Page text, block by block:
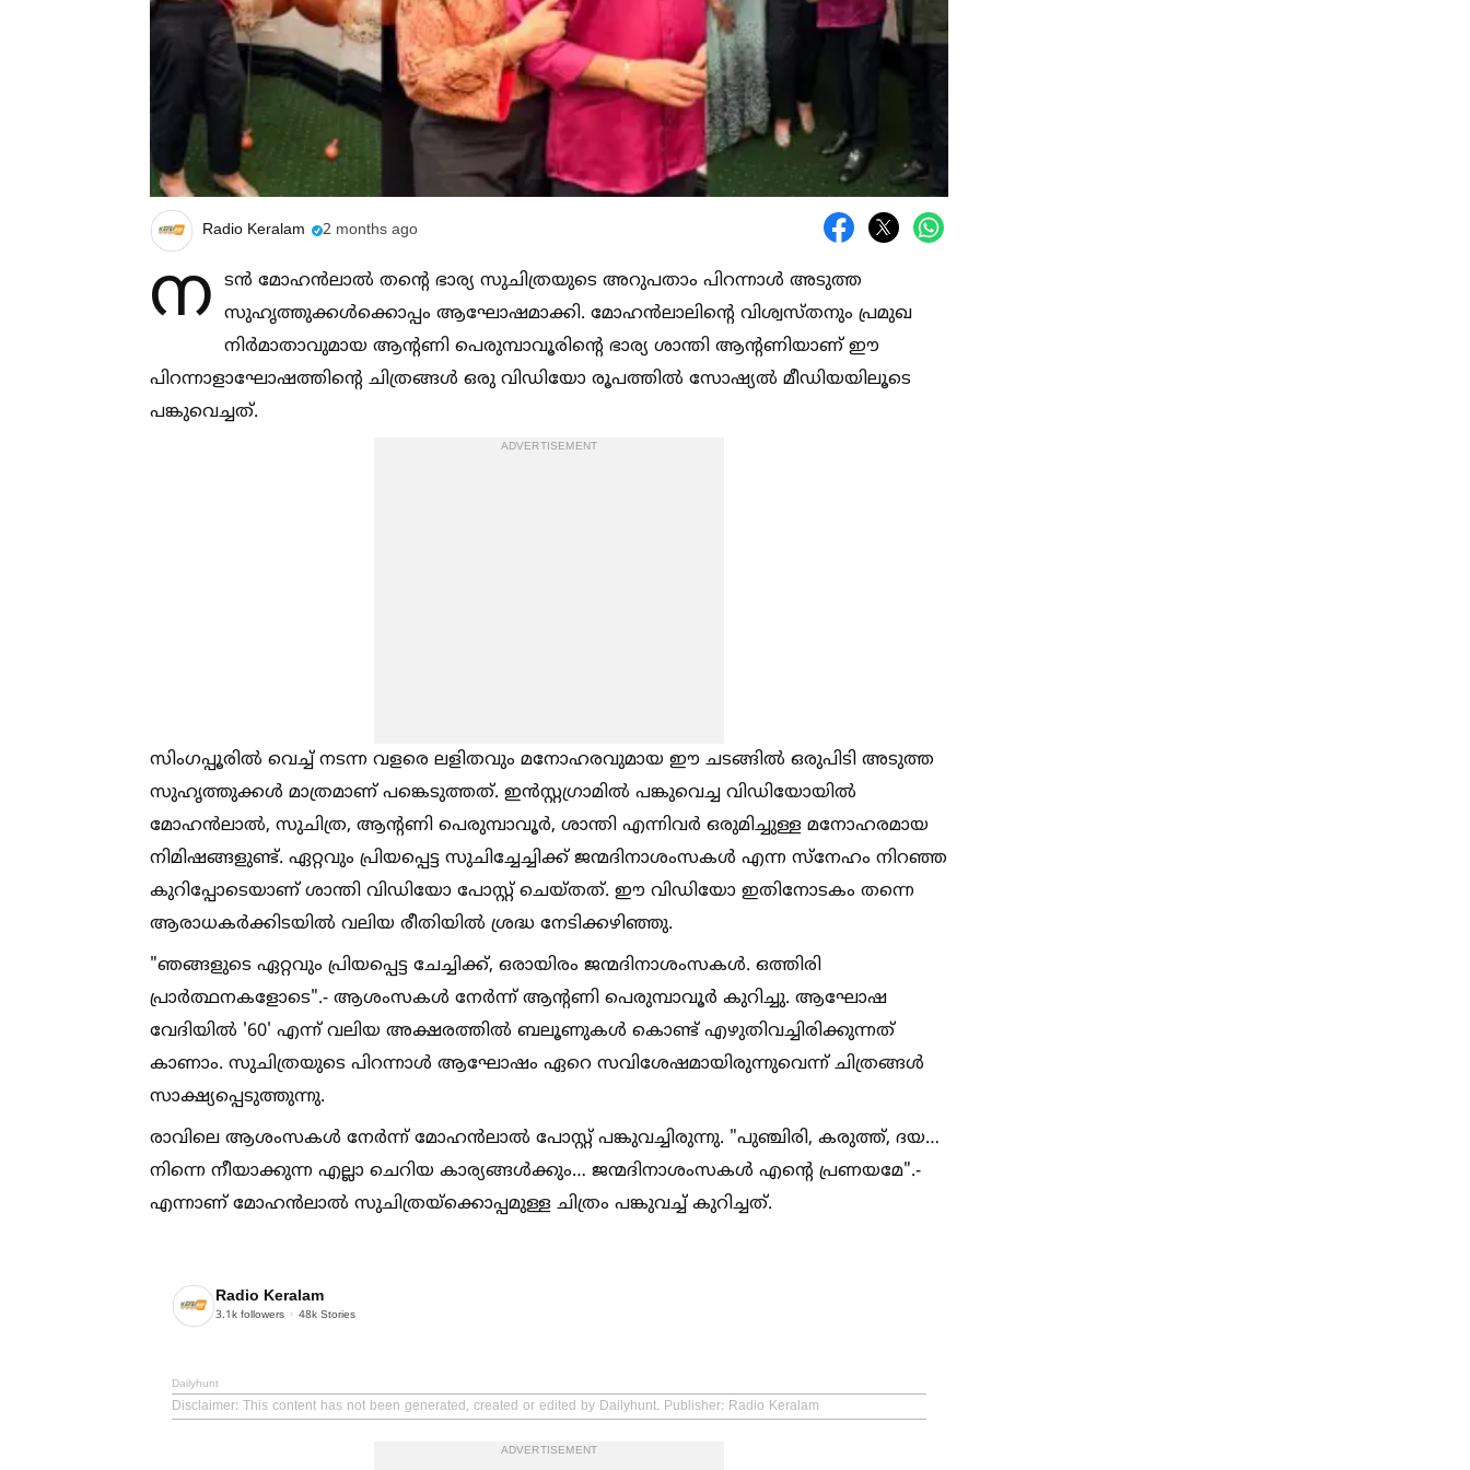
Radio Keralam 2 months ago
ന ടൻ മോഹൻലാല്‍ തന്റെ ഭാര്യ സുചിത്രയുടെ അറുപതാം പിറന്നാള്‍ അടുത്ത
സുഹൃത്തുക്കള്‍ക്കൊപ്പം ആഘോഷമാക്കി. മോഹൻലാലിന്റെ വിശ്വസ്തനും പ്രമുഖ
നിർമാതാവുമായ ആന്റണി പെരുമ്പാവൂരിന്റെ ഭാര്യ ശാന്തി ആന്റണിയാണ് ഈ
പിറന്നാളാഘോഷത്തിന്റെ ചിത്രങ്ങള്‍ ഒരു വിഡിയോ രൂപത്തില്‍ സോഷ്യല്‍ മീഡിയയിലൂടെ
പങ്കുവെച്ചത്.
ADVERTISEMENT
സിംഗപ്പൂരില്‍ വെച്ച്‌ നടന്ന വളരെ ലളിതവും മനോഹരവുമായ ഈ ചടങ്ങില്‍ ഒരുപിടി അടുത്ത
സുഹൃത്തുക്കള്‍ മാത്രമാണ് പങ്കെടുത്തത്. ഇൻസ്റ്റഗ്രാമില്‍ പങ്കുവെച്ച വിഡിയോയില്‍
മോഹൻലാല്‍, സുചിത്ര, ആന്റണി പെരുമ്പാവൂർ, ശാന്തി എന്നിവർ ഒരുമിച്ചുള്ള മനോഹരമായ
നിമിഷങ്ങളുണ്ട്. ഏറ്റവും പ്രിയപ്പെട്ട സുചിച്ചേച്ചിക്ക് ജന്മദിനാശംസകള്‍ എന്ന സ്നേഹം നിറഞ്ഞ
കുറിപ്പോടെയാണ് ശാന്തി വിഡിയോ പോസ്റ്റ് ചെയ്തത്. ഈ വിഡിയോ ഇതിനോടകം തന്നെ
ആരാധകർക്കിടയില്‍ വലിയ രീതിയില്‍ ശ്രദ്ധ നേടിക്കഴിഞ്ഞു.
"ഞങ്ങളുടെ ഏറ്റവും പ്രിയപ്പെട്ട ചേച്ചിക്ക്, ഒരായിരം ജന്മദിനാശംസകള്‍. ഒത്തിരി
പ്രാർത്ഥനകളോടെ".- ആശംസകള്‍ നേർന്ന് ആന്റണി പെരുമ്പാവൂർ കുറിച്ചു. ആഘോഷ
വേദിയില്‍ '60' എന്ന് വലിയ അക്ഷരത്തില്‍ ബലൂണുകള്‍ കൊണ്ട് എഴുതിവച്ചിരിക്കുന്നത്
കാണാം. സുചിത്രയുടെ പിറന്നാള്‍ ആഘോഷം ഏറെ സവിശേഷമായിരുന്നുവെന്ന് ചിത്രങ്ങള്‍
സാക്ഷ്യപ്പെടുത്തുന്നു.
രാവിലെ ആശംസകള്‍ നേർന്ന് മോഹൻലാല്‍ പോസ്റ്റ് പങ്കുവച്ചിരുന്നു. "പുഞ്ചിരി, കരുത്ത്, ദയ…
നിന്നെ നീയാക്കുന്ന എല്ലാ ചെറിയ കാര്യങ്ങള്‍ക്കും… ജന്മദിനാശംസകള്‍ എന്റെ പ്രണയമേ".-
എന്നാണ് മോഹൻലാല്‍ സുചിത്രയ്ക്കൊപ്പമുള്ള ചിത്രം പങ്കുവച്ച്‌ കുറിച്ചത്.
Radio Keralam
3.1k followers 48k Stories
Dailyhunt
Disclaimer: This content has not been generated, created or edited by Dailyhunt. Publisher: Radio Keralam
ADVERTISEMENT